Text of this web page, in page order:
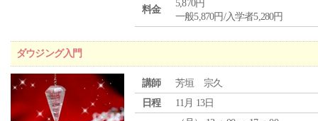
料金
5,870円
一般5,870円/入学者5,280円
ダウジング入門
講師
芳垣 宗久
日程
11月 13日